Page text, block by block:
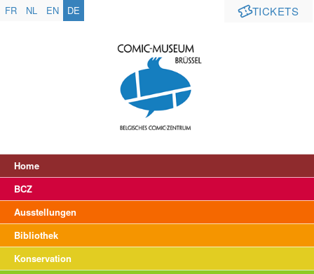
TICKETS
FR NL EN DE
Home
BCZ
Ausstellungen
Bibliothek
Konservation